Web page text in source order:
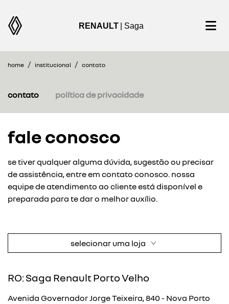
RENAULT | Saga
home institucional contato
contato política de privacidade
fale conosco
se tiver qualquer alguma dúvida, sugestão ou precisar
de assistência, entre em contato conosco. nossa
equipe de atendimento ao cliente está disponível e
preparada para te dar o melhor auxílio.
selecionar uma loja
RO: Saga Renault Porto Velho
Avenida Governador Jorge Teixeira, 840 - Nova Porto